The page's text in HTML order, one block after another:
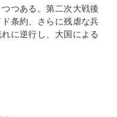
つある。第二次大戦後
条約、さらに残虐な兵
に逆行し、大国による